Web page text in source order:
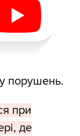
порушень.
при
де